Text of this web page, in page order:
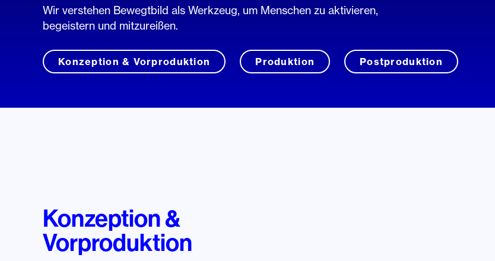
Wir verstehen Bewegtbild als Werkzeug, um Menschen zu aktivieren,
begeistern und mitzureißen.
Konzeption & Vorproduktion Produktion Postproduktion
Konzeption &
Vorproduktion